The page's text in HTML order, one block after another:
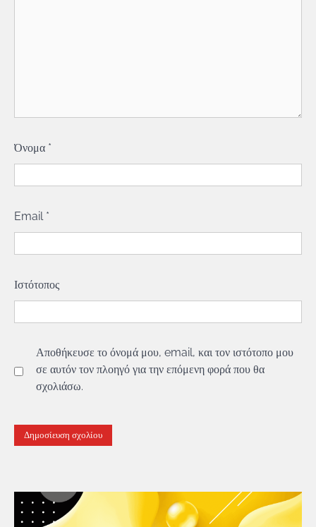
Όνομα *
Email *
Ιστότοπος
Αποθήκευσε το όνομά μου, email, και τον ιστότοπο μου
σε αυτόν τον πλοηγό για την επόμενη φορά που θα
σχολιάσω.